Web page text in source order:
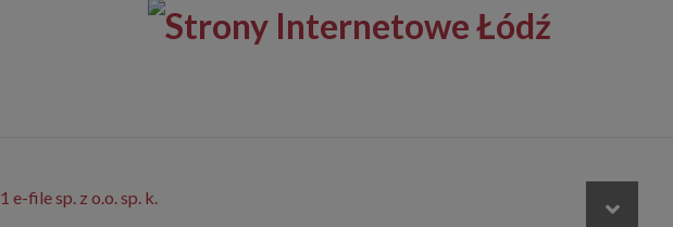
file sp. z o.o. sp. k.